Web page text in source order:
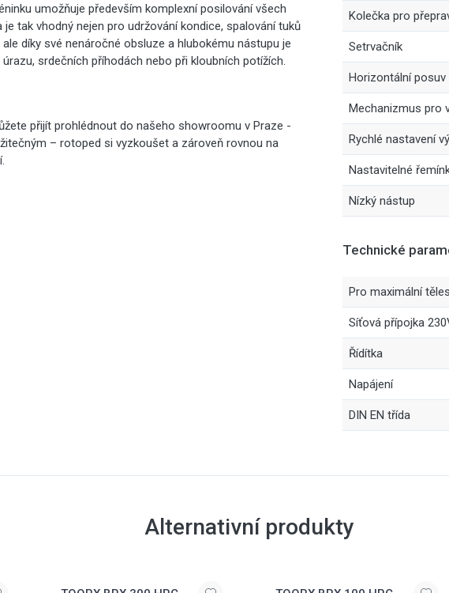
umožňuje především komplexní posilování všech
tak vhodný nejen pro udržování kondice, spalování tuků
díky své nenáročné obsluze a hlubokému nástupu je
srdečních příhodách nebo při kloubních potížích.
přijít prohlédnout do našeho showroomu v Praze -
– rotoped si vyzkoušet a zároveň rovnou na
Kolečka pro
Setrvačník
Horizontální posuv
Mechanizmus pro
Rychlé nastavení
Nastavitelné
Nízký nástup
Technické
Pro maximální
Síťová přípojka
Řídítka
Napájení
DIN EN třída
Alternativní produkty